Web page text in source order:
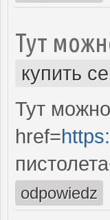
Тут
купить
Тут
href=
odpowiedz